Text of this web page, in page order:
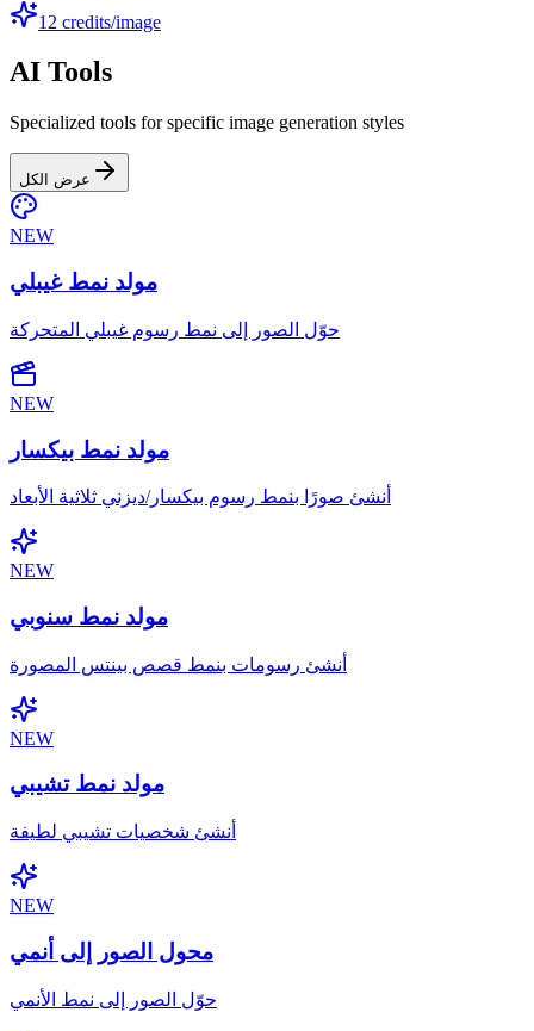
12 credits/image
AI Tools
Specialized tools for specific image generation styles
عرض الكل
NEW
مولد نمط غيبلي
حوّل الصور إلى نمط رسوم غيبلي المتحركة
NEW
مولد نمط بيكسار
أنشئ صورًا بنمط رسوم بيكسار/ديزني ثلاثية الأبعاد
NEW
مولد نمط سنوبي
أنشئ رسومات بنمط قصص بينتس المصورة
NEW
مولد نمط تشيبي
أنشئ شخصيات تشيبي لطيفة
NEW
محول الصور إلى أنمي
حوّل الصور إلى نمط الأنمي